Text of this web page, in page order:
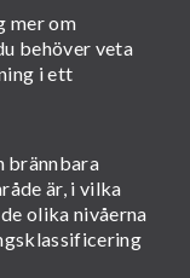
mer om
behöver veta
i ett
brännbara
är, i vilka
olika nivåerna